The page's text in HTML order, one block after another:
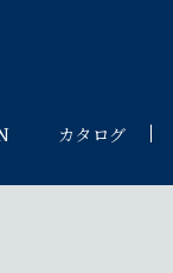
カタログ